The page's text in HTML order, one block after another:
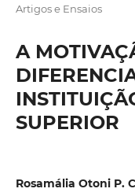
Artigos e Ensaios
A
SUPERIOR
Rosamália Otoni P.